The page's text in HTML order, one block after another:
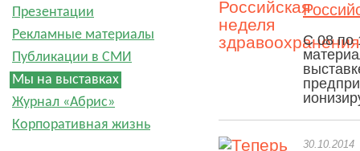
Презентации
Рекламные материалы
Публикации в СМИ
Мы на выставках
Журнал «Абрис»
Корпоративная жизнь
С 08 по
30.10.2014